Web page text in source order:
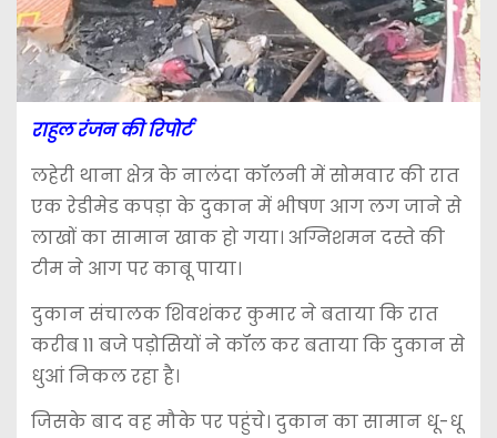
राहुल रंजन की रिपोर्ट
लहेरी थाना क्षेत्र के नालंदा कॉलनी में सोमवार की रात
एक रेडीमेड कपड़ा के दुकान में भीषण आग लग जाने से
लाखों का सामान खाक हो गया। अग्निशमन दस्ते की
टीम ने आग पर काबू पाया।
दुकान संचालक शिवशंकर कुमार ने बताया कि रात
करीब 11 बजे पड़ोसियों ने कॉल कर बताया कि दुकान से
धुआं निकल रहा है।
जिसके बाद वह मौके पर पहुंचे। दुकान का सामान धू-धू